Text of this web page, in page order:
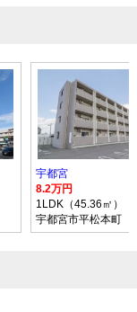
宇都宮
8.2万円
1LDK（45.36㎡）
宇都宮市平松本町